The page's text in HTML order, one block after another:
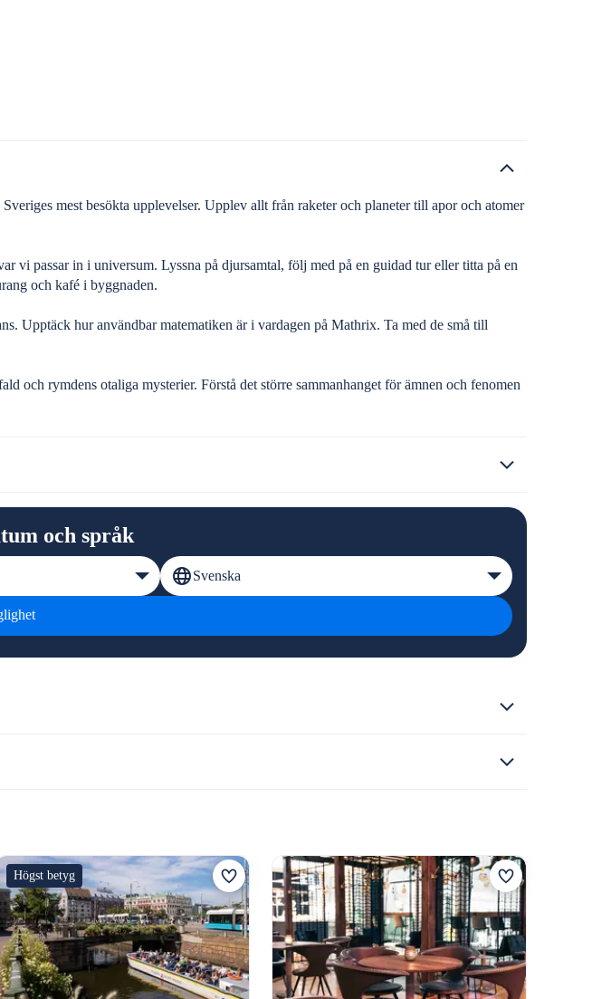
mest besökta upplevelser. Upplev allt från raketer och planeter till apor och atomer
vi passar in i universum. Lyssna på djursamtal, följ med på en guidad tur eller titta på en
och kafé i byggnaden.
Upptäck hur användbar matematiken är i vardagen på Mathrix. Ta med de små till
och rymdens otaliga mysterier. Förstå det större sammanhanget för ämnen och fenomen
och språk
Svenska
Högst betyg